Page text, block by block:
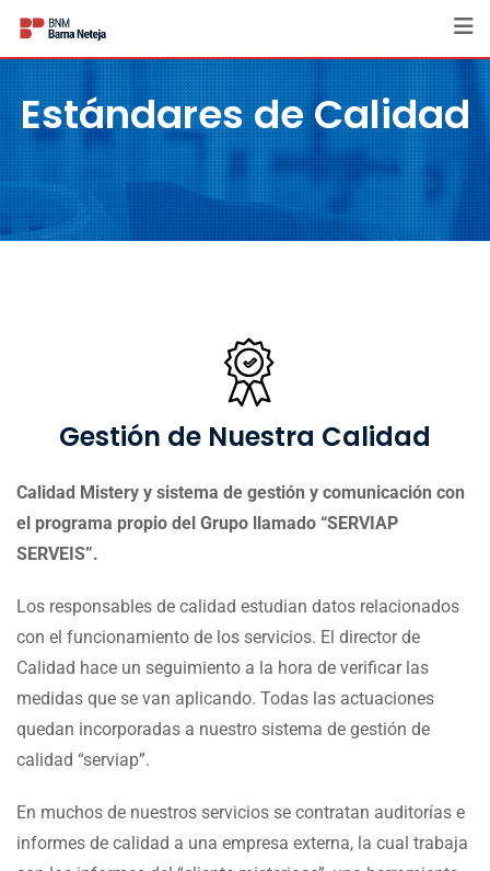
Estándares de Calidad
Gestión de Nuestra Calidad
Calidad Mistery y sistema de gestión y comunicación con
el programa propio del Grupo llamado “SERVIAP
SERVEIS”.
Los responsables de calidad estudian datos relacionados
con el funcionamiento de los servicios. El director de
Calidad hace un seguimiento a la hora de verificar las
medidas que se van aplicando. Todas las actuaciones
quedan incorporadas a nuestro sistema de gestión de
calidad “serviap”.
En muchos de nuestros servicios se contratan auditorías e
informes de calidad a una empresa externa, la cual trabaja